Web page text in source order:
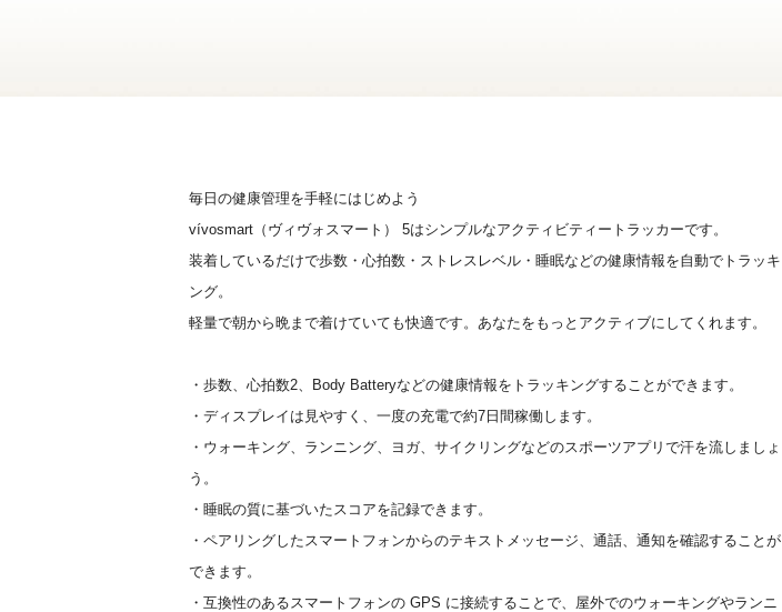
毎日の健康管理を手軽にはじめよう
vívosmart（ヴィヴォスマート） 5はシンプルなアクティビティートラッカーです。
装着しているだけで歩数・心拍数・ストレスレベル・睡眠などの健康情報を自動でトラッキ
ング。
軽量で朝から晩まで着けていても快適です。あなたをもっとアクティブにしてくれます。
・歩数、心拍数2、Body Batteryなどの健康情報をトラッキングすることができます。
・ディスプレイは見やすく、一度の充電で約7日間稼働します。
・ウォーキング、ランニング、ヨガ、サイクリングなどのスポーツアプリで汗を流しましょ
う。
・睡眠の質に基づいたスコアを記録できます。
・ペアリングしたスマートフォンからのテキストメッセージ、通話、通知を確認することが
できます。
・互換性のあるスマートフォンの GPS に接続することで、屋外でのウォーキングやランニ